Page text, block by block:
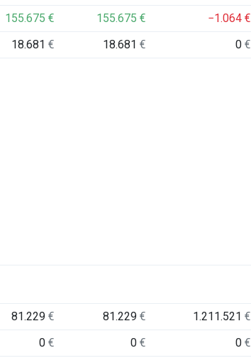
155.675€ 155.675€ −1.064€
18.681€ 18.681€ 0€
81.229€ 81.229€ 1.211.521€
0€ 0€ 0€